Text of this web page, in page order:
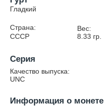
Гладкий
Страна:
СССР
Вес:
8.33 гр.
Серия
Качество выпуска:
UNC
Информация о монете